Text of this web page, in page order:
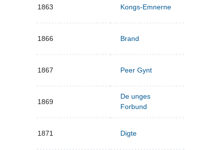
1863 Kongs-Emnerne
1866 Brand
1867 Peer Gynt
1869
De unges
Forbund
1871 Digte